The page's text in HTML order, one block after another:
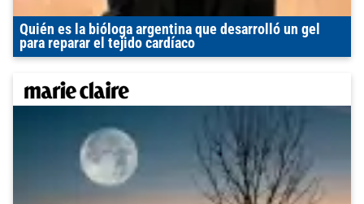
Quién es la bióloga argentina que desarrolló un gel
para reparar el tejido cardíaco